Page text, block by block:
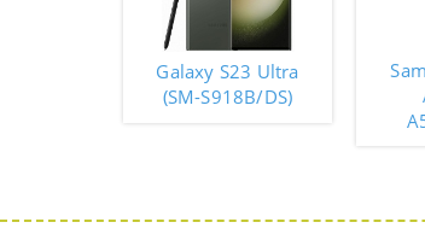
Galaxy S23 Ultra
(SM-S918B/DS)